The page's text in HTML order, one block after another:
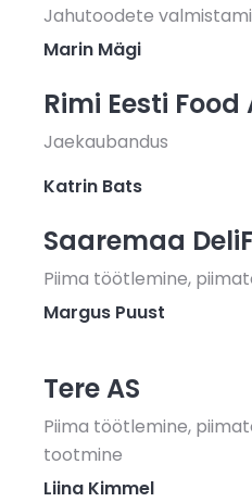
Jahutoodete
Marin Mägi
Rimi Eesti Food
Jaekaubandus
Katrin Bats
Saaremaa
Piima töötlemine,
Margus Puust
Tere AS
Piima töötlemine,
tootmine
Liina Kimmel